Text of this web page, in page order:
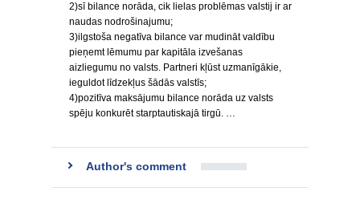
2)sī bilance norāda, cik lielas problēmas valstij ir ar
naudas nodrošinajumu;
3)ilgstoša negatīva bilance var mudināt valdību
pieņemt lēmumu par kapitāla izvešanas
aizliegumu no valsts. Partneri kļūst uzmanīgākie,
ieguldot līdzekļus šādās valstīs;
4)pozitīva maksājumu bilance norāda uz valsts
spēju konkurēt starptautiskajā tirgū. …
Author's comment